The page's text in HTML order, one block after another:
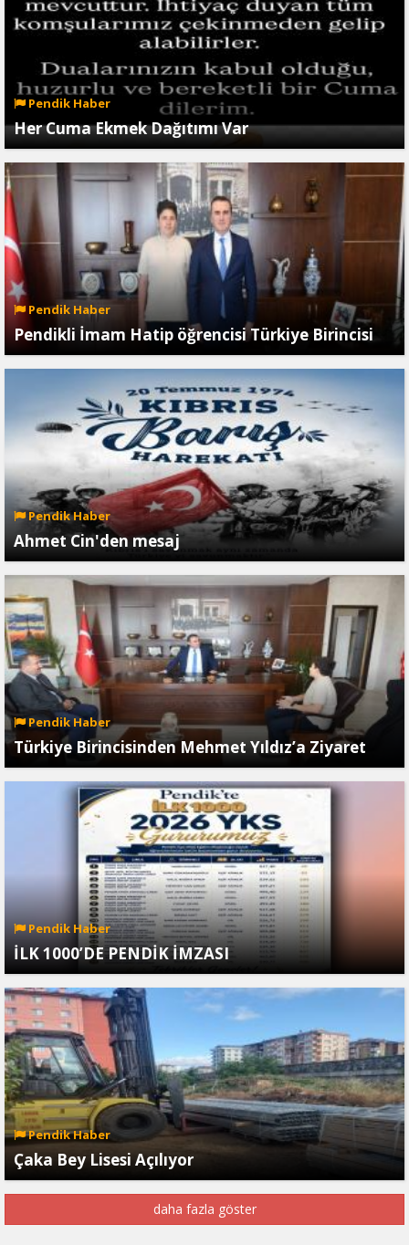
Pendik Haber
Her Cuma Ekmek Dağıtımı Var
Pendik Haber
Pendikli İmam Hatip öğrencisi Türkiye Birincisi
Pendik Haber
Ahmet Cin'den mesaj
Pendik Haber
Türkiye Birincisinden Mehmet Yıldız’a Ziyaret
Pendik Haber
İLK 1000’DE PENDİK İMZASI
Pendik Haber
Çaka Bey Lisesi Açılıyor
daha fazla göster